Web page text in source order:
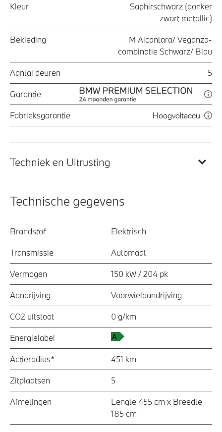
Kleur
Saphirschwarz (donker
zwart metallic)
Bekleding
M Alcantara/ Veganza-
combinatie Schwarz/ Blau
Aantal deuren 5
Garantie
Fabrieksgarantie Hoogvoltaccu
Techniek en Uitrusting
Technische gegevens
Brandstof Elektrisch
Transmissie Automaat
Vermogen 150 kW / 204 pk
Aandrijving Voorwielaandrijving
CO2 uitstoot 0 g/km
Energielabel
Actieradius* 451 km
Zitplaatsen 5
Afmetingen
Lengte 455 cm x Breedte
185 cm